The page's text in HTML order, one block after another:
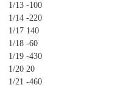
1/13 -100
1/14 -220
1/17 140
1/18 -60
1/19 -430
1/20 20
1/21 -460